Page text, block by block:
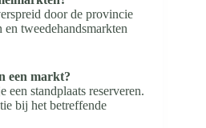
door de provincie
tweedehandsmarkten
een markt?
standplaats reserveren.
bij het betreffende